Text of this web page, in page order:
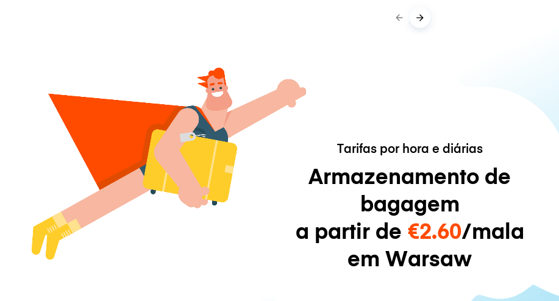
Tarifas por hora e diárias
Armazenamento de
bagagem
a partir de €2.60/mala
em Warsaw